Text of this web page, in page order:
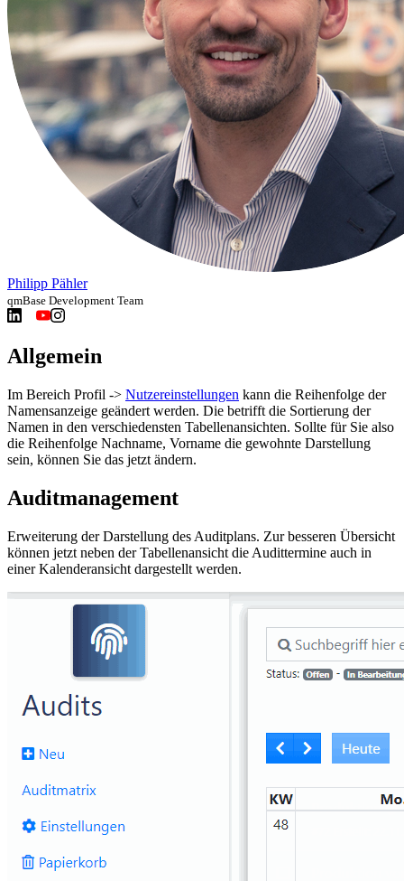
Philipp Pähler
qmBase Development Team
Allgemein
Im Bereich Profil -> Nutzereinstellungen kann die Reihenfolge der
Namensanzeige geändert werden. Die betrifft die Sortierung der
Namen in den verschiedensten Tabellenansichten. Sollte für Sie also
die Reihenfolge Nachname, Vorname die gewohnte Darstellung
sein, können Sie das jetzt ändern.
Auditmanagement
Erweiterung der Darstellung des Auditplans. Zur besseren Übersicht
können jetzt neben der Tabellenansicht die Audittermine auch in
einer Kalenderansicht dargestellt werden.